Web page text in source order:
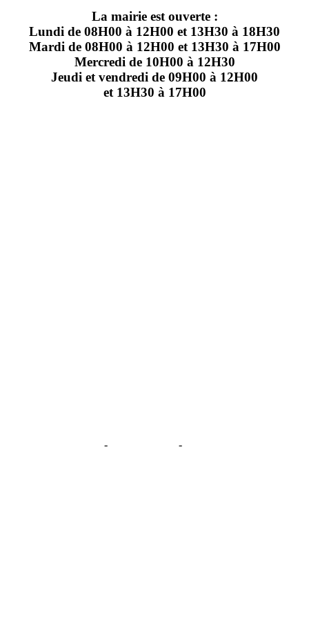
La mairie est ouverte :
Lundi de 08H00 à 12H00 et 13H30 à 18H30
Mardi de 08H00 à 12H00 et 13H30 à 17H00
Mercredi de 10H00 à 12H30
Jeudi et vendredi de 09H00 à 12H00
et 13H30 à 17H00
- -